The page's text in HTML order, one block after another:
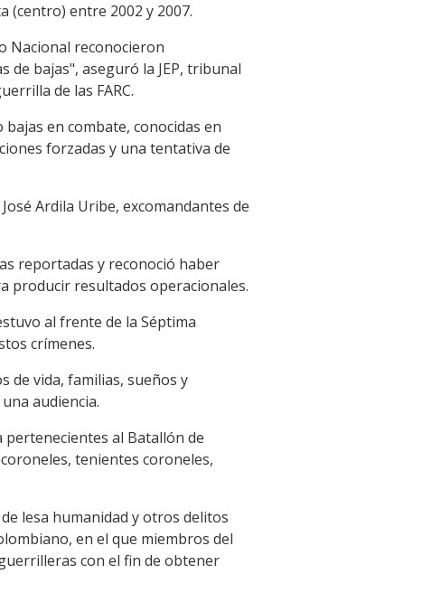
(centro) entre 2002 y 2007.
Nacional reconocieron
de bajas", aseguró la JEP, tribunal
de las FARC.
en combate, conocidas en
forzadas y una tentativa de
Ardila Uribe, excomandantes de
reportadas y reconoció haber
producir resultados operacionales.
al frente de la Séptima
crímenes.
de vida, familias, sueños y
audiencia.
al Batallón de
tenientes coroneles,
lesa humanidad y otros delitos
en el que miembros del
con el fin de obtener